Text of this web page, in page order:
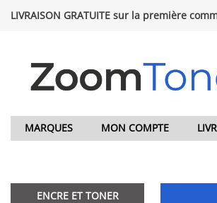
LIVRAISON GRATUITE sur la première
MARQUES MON COMPTE
ENCRE ET TONER